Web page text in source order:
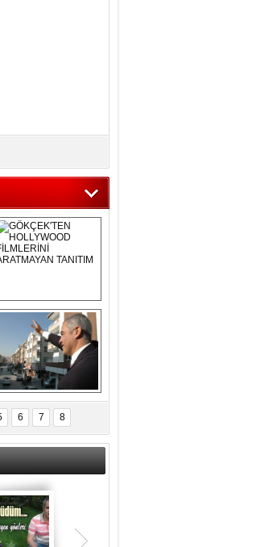
GÖKÇEK'TEN
HOLLYWOOD
FİLMLERİNİ
ARATMAYAN
TANITIM
ERCAN ŞİMŞEK
GÖLBAŞI'NDA
KASIRGA ETKİSİ
YARATTI !
6 7 8